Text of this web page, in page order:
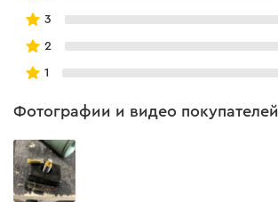
3
2
1
Фотографии и видео покупателей